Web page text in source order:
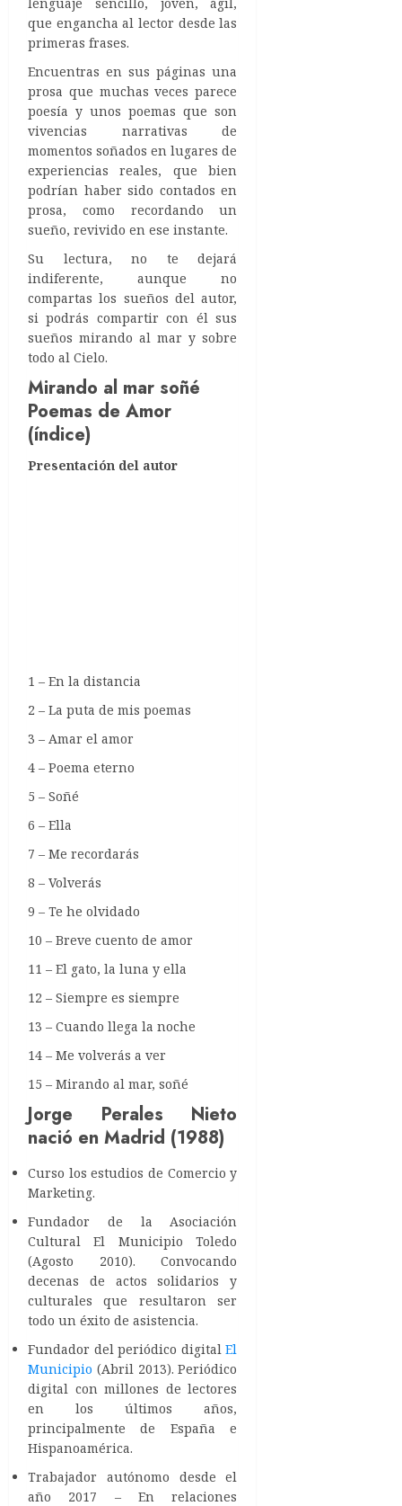
que engancha al lector desde las
primeras frases.
Encuentras en sus páginas una
prosa que muchas veces parece
poesía y unos poemas que son
vivencias narrativas de
momentos soñados en lugares de
experiencias reales, que bien
podrían haber sido contados en
prosa, como recordando un
sueño, revivido en ese instante.
Su lectura, no te dejará
indiferente, aunque no
compartas los sueños del autor,
si podrás compartir con él sus
sueños mirando al mar y sobre
todo al Cielo.
Mirando al mar soñé
Poemas de Amor
(índice)
Presentación del autor
1 – En la distancia
2 – La puta de mis poemas
3 – Amar el amor
4 – Poema eterno
5 – Soñé
6 – Ella
7 – Me recordarás
8 – Volverás
9 – Te he olvidado
10 – Breve cuento de amor
11 – El gato, la luna y ella
12 – Siempre es siempre
13 – Cuando llega la noche
14 – Me volverás a ver
15 – Mirando al mar, soñé
Jorge Perales Nieto
nació en Madrid (1988)
Curso los estudios de Comercio y
Marketing.
Fundador de la Asociación
Cultural El Municipio Toledo
(Agosto 2010). Convocando
decenas de actos solidarios y
culturales que resultaron ser
todo un éxito de asistencia.
Fundador del periódico digitalEl
Municipio (Abril 2013). Periódico
digital con millones de lectores
en los últimos años,
principalmente de España e
Hispanoamérica.
Trabajador autónomo desde el
año 2017 – En relaciones